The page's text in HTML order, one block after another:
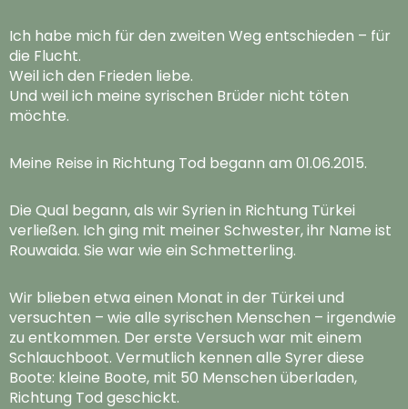
Ich habe mich für den zweiten Weg entschieden – für
die Flucht.
Weil ich den Frieden liebe.
Und weil ich meine syrischen Brüder nicht töten
möchte.
Meine Reise in Richtung Tod begann am 01.06.2015.
Die Qual begann, als wir Syrien in Richtung Türkei
verließen. Ich ging mit meiner Schwester, ihr Name ist
Rouwaida. Sie war wie ein Schmetterling.
Wir blieben etwa einen Monat in der Türkei und
versuchten – wie alle syrischen Menschen – irgendwie
zu entkommen. Der erste Versuch war mit einem
Schlauchboot. Vermutlich kennen alle Syrer diese
Boote: kleine Boote, mit 50 Menschen überladen,
Richtung Tod geschickt.